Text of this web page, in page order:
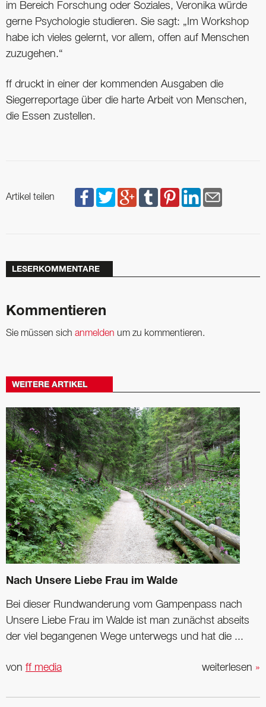
im Bereich Forschung oder Soziales, ­Veronika würde
gerne Psychologie studieren. Sie sagt: „Im Workshop
habe ich vieles gelernt, vor allem, offen auf Menschen
zuzugehen.“
ff druckt in einer der kommenden Ausgaben die
Siegerreportage über die harte Arbeit von Menschen,
die Essen zustellen.
Artikel teilen
LESERKOMMENTARE
Kommentieren
Sie müssen sich anmelden um zu kommentieren.
WEITERE ARTIKEL
Nach Unsere Liebe Frau im Walde
Bei dieser Rundwanderung vom Gampenpass nach
Unsere Liebe Frau im Walde ist man zunächst abseits
der viel begangenen Wege unterwegs und hat die ...
weiterlesen »
von ff media